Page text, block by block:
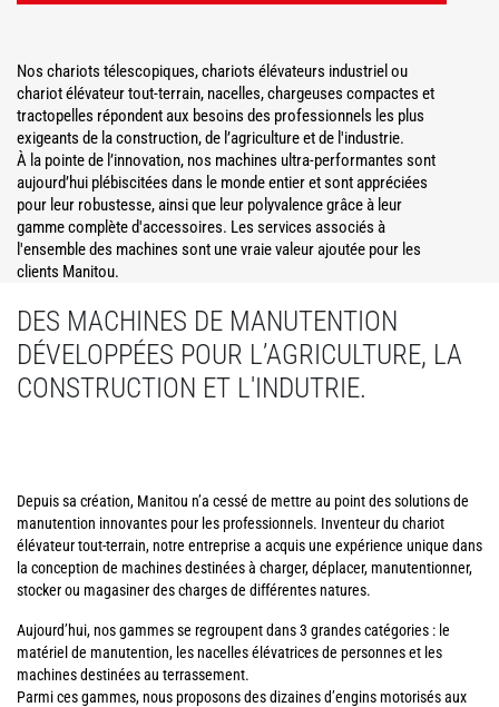
Nos chariots télescopiques, chariots élévateurs industriel ou
chariot élévateur tout-terrain, nacelles, chargeuses compactes et
tractopelles répondent aux besoins des professionnels les plus
exigeants de la construction, de l’agriculture et de l'industrie.
À la pointe de l’innovation, nos machines ultra-performantes sont
aujourd’hui plébiscitées dans le monde entier et sont appréciées
pour leur robustesse, ainsi que leur polyvalence grâce à leur
gamme complète d'accessoires. Les services associés à
l'ensemble des machines sont une vraie valeur ajoutée pour les
clients Manitou.
DES MACHINES DE MANUTENTION
DÉVELOPPÉES POUR L’AGRICULTURE, LA
CONSTRUCTION ET L'INDUTRIE.
Depuis sa création, Manitou n’a cessé de mettre au point des solutions de
manutention innovantes pour les professionnels. Inventeur du chariot
élévateur tout-terrain, notre entreprise a acquis une expérience unique dans
la conception de machines destinées à charger, déplacer, manutentionner,
stocker ou magasiner des charges de différentes natures.
Aujourd’hui, nos gammes se regroupent dans 3 grandes catégories : le
matériel de manutention, les nacelles élévatrices de personnes et les
machines destinées au terrassement.
Parmi ces gammes, nous proposons des dizaines d’engins motorisés aux